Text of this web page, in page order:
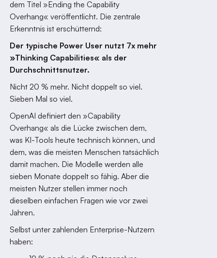
dem Titel »Ending the Capability
Overhang« veröffentlicht. Die zentrale
Erkenntnis ist erschütternd:
Der typische Power User nutzt 7x mehr
»Thinking Capabilities« als der
Durchschnittsnutzer.
Nicht 20 % mehr. Nicht doppelt so viel.
Sieben Mal so viel.
OpenAI definiert den »Capability
Overhang« als die Lücke zwischen dem,
was KI-Tools heute technisch können, und
dem, was die meisten Menschen tatsächlich
damit machen. Die Modelle werden alle
sieben Monate doppelt so fähig. Aber die
meisten Nutzer stellen immer noch
dieselben einfachen Fragen wie vor zwei
Jahren.
Selbst unter zahlenden Enterprise-Nutzern
haben: